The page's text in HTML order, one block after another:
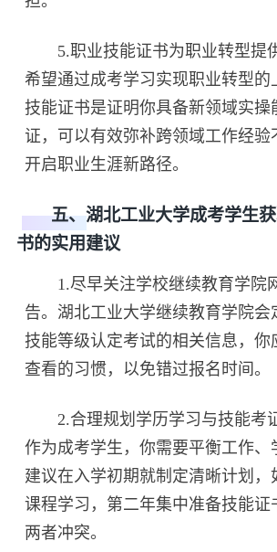
5.职业技能证书为职业转型提
希望通过成考学习实现职业转型的
技能证书是证明你具备新领域实操
证，可以有效弥补跨领域工作经验
开启职业生涯新路径。
五、湖北工业大学成考学生获
书的实用建议
1.尽早关注学校继续教育学院
告。湖北工业大学继续教育学院会
技能等级认定考试的相关信息，你
查看的习惯，以免错过报名时间。
2.合理规划学历学习与技能考证
作为成考学生，你需要平衡工作、
建议在入学初期就制定清晰计划，
课程学习，第二年集中准备技能证
两者冲突。